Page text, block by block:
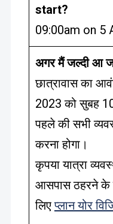
start?
09:00am on 5
अगर मैं जल्दी आ
छात्रावास का
2023 को सुबह
पहले की सभी
करना होगा।
कृपया यात्रा
आसपास ठहरने के
लिएप्लान योर